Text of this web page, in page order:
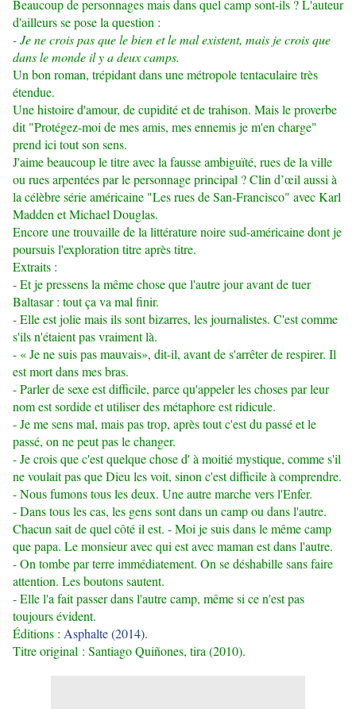
Beaucoup de personnages mais dans quel camp sont-ils ? L'auteur
d'ailleurs se pose la question :
- Je ne crois pas que le bien et le mal existent, mais je crois que
dans le monde il y a deux camps.
Un bon roman, trépidant dans une métropole tentaculaire très
étendue.
Une histoire d'amour, de cupidité et de trahison. Mais le proverbe
dit "Protégez-moi de mes amis, mes ennemis je m'en charge"
prend ici tout son sens.
J'aime beaucoup le titre avec la fausse ambiguïté, rues de la ville
ou rues arpentées par le personnage principal ? Clin d’œil aussi à
la célèbre série américaine "Les rues de San-Francisco" avec Karl
Madden et Michael Douglas.
Encore une trouvaille de la littérature noire sud-américaine dont je
poursuis l'exploration titre après titre.
Extraits :
- Et je pressens la même chose que l'autre jour avant de tuer
Baltasar : tout ça va mal finir.
- Elle est jolie mais ils sont bizarres, les journalistes. C'est comme
s'ils n'étaient pas vraiment là.
- « Je ne suis pas mauvais», dit-il, avant de s'arrêter de respirer. Il
est mort dans mes bras.
- Parler de sexe est difficile, parce qu'appeler les choses par leur
nom est sordide et utiliser des métaphore est ridicule.
- Je me sens mal, mais pas trop, après tout c'est du passé et le
passé, on ne peut pas le changer.
- Je crois que c'est quelque chose d' à moitié mystique, comme s'il
ne voulait pas que Dieu les voit, sinon c'est difficile à comprendre.
- Nous fumons tous les deux. Une autre marche vers l'Enfer.
- Dans tous les cas, les gens sont dans un camp ou dans l'autre.
Chacun sait de quel côté il est. - Moi je suis dans le même camp
que papa. Le monsieur avec qui est avec maman est dans l'autre.
- On tombe par terre immédiatement. On se déshabille sans faire
attention. Les boutons sautent.
- Elle l'a fait passer dans l'autre camp, même si ce n'est pas
toujours évident.
Éditions : Asphalte (2014).
Titre original : Santiago Quiñones, tira (2010).